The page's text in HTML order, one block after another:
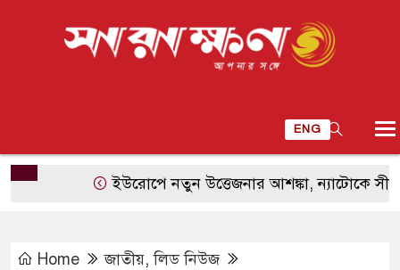
ENG
ইউরোপে নতুন উত্তেজনার আশঙ্কা, ন্যাটোকে সীমিত
Home জাতীয়,লিড নিউজ